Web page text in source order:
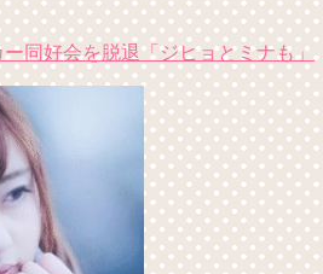
同好会を脱退「ジヒョとミナも」